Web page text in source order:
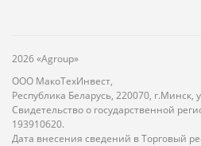
2026 «Agroup»
ООО МакоТехИнвест,
Республика Беларусь, 220070, г.Минск,
Свидетельство о государственной
193910620.
Дата внесения сведений в Торговый